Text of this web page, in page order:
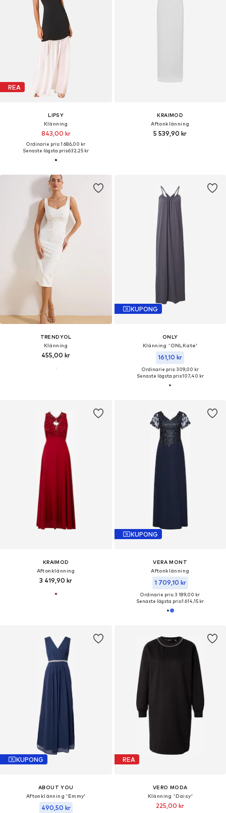
REA
LIPSY
Klänning
843,00 kr
Ordinarie pris: 1 686,00 kr
Senaste lägsta pris:632,25 kr
KRAIMOD
Aftonklänning
5 539,90 kr
TRENDYOL
Klänning
455,00 kr
KUPONG
ONLY
Klänning 'ONLKate'
161,10 kr
Ordinarie pris: 309,00 kr
Senaste lägsta pris:107,40 kr
KRAIMOD
Aftonklänning
3 419,90 kr
KUPONG
VERA MONT
Aftonklänning
1 709,10 kr
Ordinarie pris: 3 189,00 kr
Senaste lägsta pris:1 614,15 kr
KUPONG
ABOUT YOU
Aftonklänning 'Emmy'
490,50 kr
REA
VERO MODA
Klänning 'Daisy'
225,00 kr